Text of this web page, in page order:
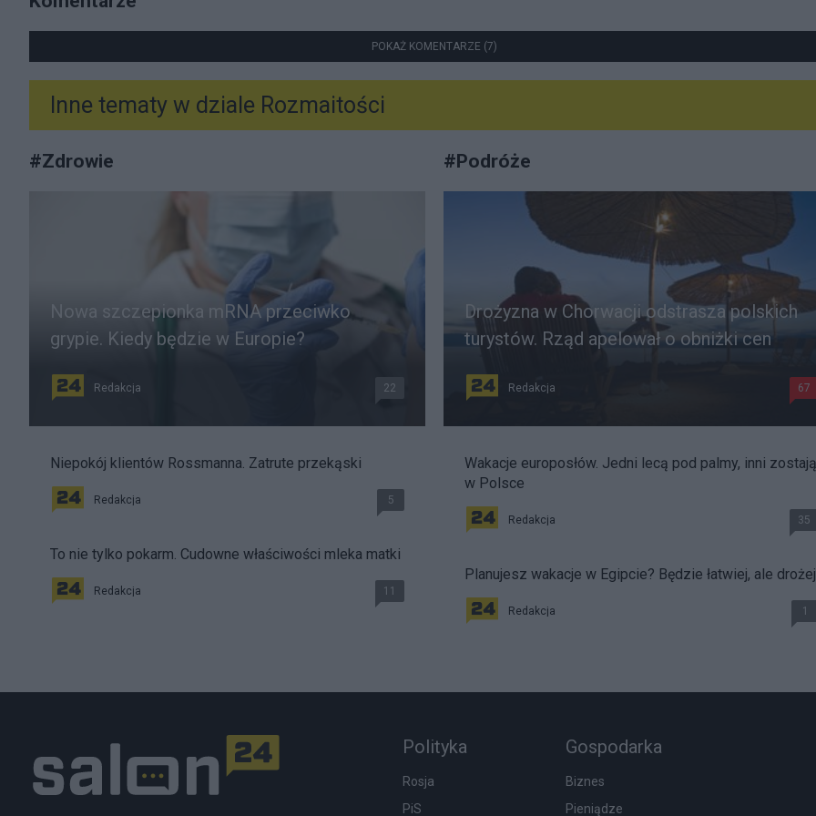
POKAŻ KOMENTARZE (7)
Inne tematy w dziale Rozmaitości
#Zdrowie
Nowa szczepionka mRNA przeciwko
grypie. Kiedy będzie w Europie?
Redakcja 22
Niepokój klientów Rossmanna. Zatrute przekąski
Redakcja 5
To nie tylko pokarm. Cudowne właściwości mleka matki
Redakcja 11
#Podróże
Drożyzna w Chorwacji odstrasza polskich
turystów. Rząd apelował o obniżki cen
Redakcja 67
Wakacje europosłów. Jedni lecą pod palmy, inni zostają
w Polsce
Redakcja 35
Planujesz wakacje w Egipcie? Będzie łatwiej, ale drożej
Redakcja 1
Polityka
Rosja
PiS
Gospodarka
Biznes
Pieniądze